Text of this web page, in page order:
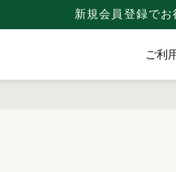
新規会員登録でお
ご利